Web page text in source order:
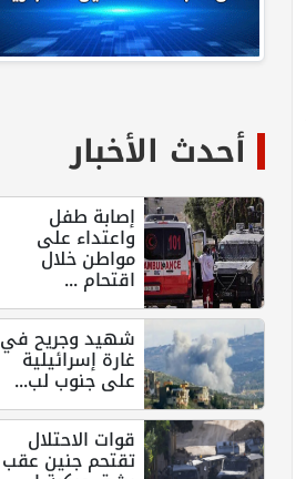
أحدث الأخبار
إصابة طفل
واعتداء على
مواطن خلال
اقتحام ...
شهيد وجريح في
غارة إسرائيلية
على جنوب لب...
قوات الاحتلال
تقتحم جنين عقب